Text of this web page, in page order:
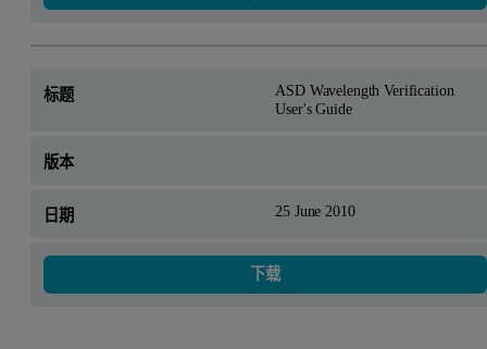
ASD Wavelength Verification
User's Guide
25 June 2010
下载